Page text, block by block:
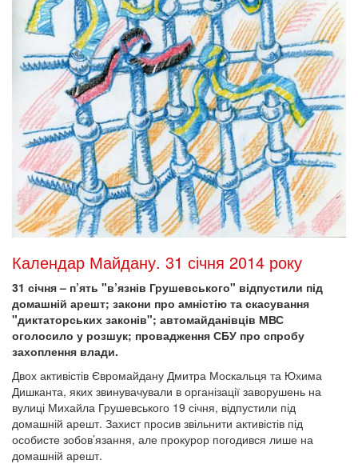
Календар Майдану. 31 січня 2014 року
31 січня – п’ять "в’язнів Грушевського" відпустили під
домашній арешт; закони про амністію та скасування
"диктаторських законів"; автомайданівців МВС
оголосило у розшук; провадження СБУ про спробу
захоплення влади.
Двох активістів Євромайдану Дмитра Москальця та Юхима
Дишканта, яких звинувачували в організації заворушень на
вулиці Михайла Грушевського 19 січня, відпустили під
домашній арешт. Захист просив звільнити активістів під
особисте зобов’язання, але прокурор погодився лише на
домашній арешт.